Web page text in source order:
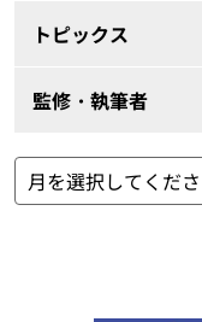
トピックス
監修・執筆者